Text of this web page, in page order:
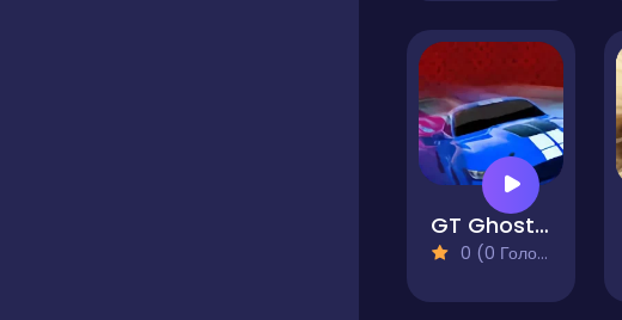
GT Ghost Racing
0 (0 Голосів)